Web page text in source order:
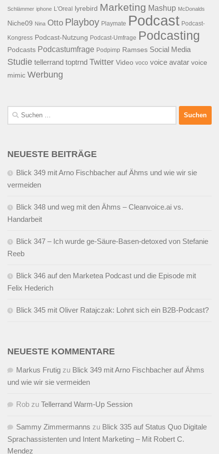
Schlämmer iphone L'Oreal lyrebird Marketing Mashup McDonalds
Niche09 Nina Otto Playboy Playmate Podcast Podcast-
Kongress Podcast-Nutzung Podcast-Umfrage Podcasting
Podcasts Podcastumfrage Podpimp Ramses Social Media
Studie tellerrand toptrnd Twitter Video voco voice avatar voice
mimic Werbung
Suchen
nach:
NEUESTE BEITRÄGE
Blick 349 mit Arno Fischbacher auf Ähms und wie wir sie
vermeiden
Blick 348 und weg mit den Ähms – Cleanvoice.ai vs.
Handarbeit
Blick 347 – Ich wurde ge-Säure-Basen-detoxed von Stefanie
Reeb
Blick 346 auf den Marketea Podcast und die Episode mit
Felix Hederich
Blick 345 mit Oliver Ratajczak: Lohnt sich ein B2B-Podcast?
NEUESTE KOMMENTARE
Markus Frutig zu Blick 349 mit Arno Fischbacher auf Ähms
und wie wir sie vermeiden
Rob zu Tellerrand Warm-Up Session
Sammy Zimmermanns zu Blick 335 auf Status Quo Digitale
Sprachassistenten und Intent Marketing – Mit Robert C.
Mendez